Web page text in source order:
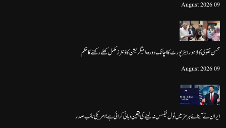
09 August 2026
محسن نقوی کا لاہور ایئرپورٹ کا اچانک دورہ، امیگریشن کاؤنٹرز مکمل کھلے رکھنے کا حکم
09 August 2026
ایران نے آبنائے ہرمز میں ٹول ٹیکس نہ لینے کی یقین دہانی کرائی ہے؛ امریکی نائب صدر